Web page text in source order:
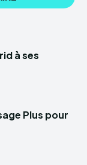
à ses
Plus pour